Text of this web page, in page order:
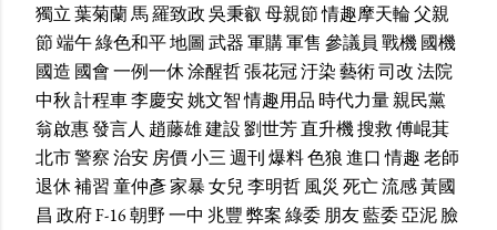
獨立葉菊蘭馬羅致政吳秉叡母親節情趣摩天輪父親
節端午綠色和平地圖武器軍購軍售 參議員 戰機國機
國造 國會一例一休涂醒哲張花冠汙染藝術司改法院
中秋計程車李慶安姚文智情趣用品 時代力量親民黨
翁啟惠發言人 趙藤雄建設劉世芳直升機搜救傅崐萁
北市警察治安房價小三週刊爆料色狼進口 情趣老師
退休補習童仲彥家暴女兒李明哲風災 死亡流感黃國
昌 政府F-16朝野一中 兆豐弊案綠委朋友藍委亞泥臉